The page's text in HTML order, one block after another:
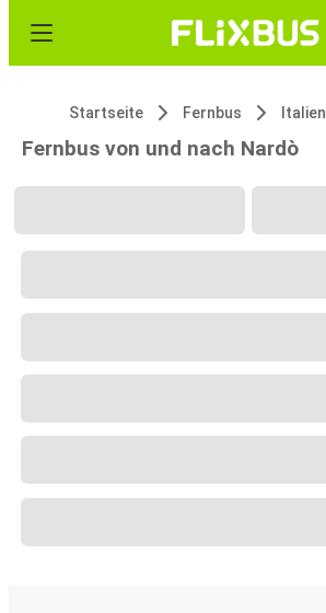
Startseite Fernbus Italien
Fernbus von und nach Nardò